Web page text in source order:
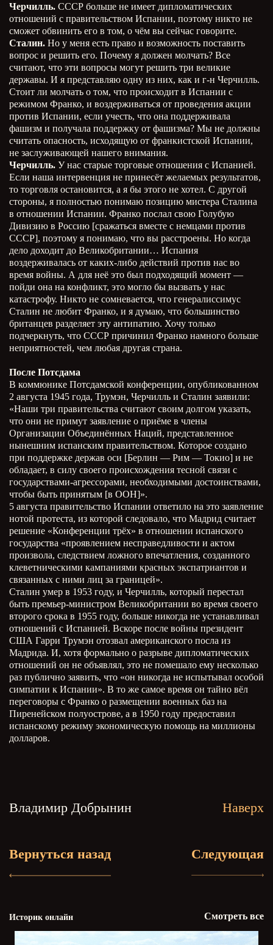
Черчилль. СССР больше не имеет дипломатических
отношений с правительством Испании, поэтому никто не
сможет обвинить его в том, о чём вы сейчас говорите.
Сталин. Но у меня есть право и возможность поставить
вопрос и решить его. Почему я должен молчать? Все
считают, что эти вопросы могут решить три великие
державы. И я представляю одну из них, как и г-н Черчилль.
Стоит ли молчать о том, что происходит в Испании с
режимом Франко, и воздерживаться от проведения акции
против Испании, если учесть, что она поддерживала
фашизм и получала поддержку от фашизма? Мы не должны
считать опасность, исходящую от франкистской Испании,
не заслуживающей нашего внимания.
Черчилль. У нас старые торговые отношения с Испанией.
Если наша интервенция не принесёт желаемых результатов,
то торговля остановится, а я бы этого не хотел. С другой
стороны, я полностью понимаю позицию мистера Сталина
в отношении Испании. Франко послал свою Голубую
Дивизию в Россию [сражаться вместе с немцами против
СССР], поэтому я понимаю, что вы расстроены. Но когда
дело доходит до Великобритании… Испания
воздерживалась от каких-либо действий против нас во
время войны. А для неё это был подходящий момент —
пойди она на конфликт, это могло бы вызвать у нас
катастрофу. Никто не сомневается, что генералиссимус
Сталин не любит Франко, и я думаю, что большинство
британцев разделяет эту антипатию. Хочу только
подчеркнуть, что СССР причинил Франко намного больше
неприятностей, чем любая другая страна.
После Потсдама
В коммюнике Потсдамской конференции, опубликованном
2 августа 1945 года, Трумэн, Черчилль и Сталин заявили:
«Наши три правительства считают своим долгом указать,
что они не примут заявление о приёме в члены
Организации Объединённых Наций, представленное
нынешним испанским правительством. Которое создано
при поддержке держав оси [Берлин — Рим — Токио] и не
обладает, в силу своего происхождения тесной связи с
государствами-агрессорами, необходимыми достоинствами,
чтобы быть принятым [в ООН]».
5 августа правительство Испании ответило на это заявление
нотой протеста, из которой следовало, что Мадрид считает
решение «Конференции трёх» в отношении испанского
государства «проявлением несправедливости и актом
произвола, следствием ложного впечатления, созданного
клеветническими кампаниями красных экспатриантов и
связанных с ними лиц за границей».
Сталин умер в 1953 году, и Черчилль, который перестал
быть премьер-министром Великобритании во время своего
второго срока в 1955 году, больше никогда не устанавливал
отношений с Испанией. Вскоре после войны президент
США Гарри Трумэн отозвал американского посла из
Мадрида. И, хотя формально о разрыве дипломатических
отношений он не объявлял, это не помешало ему несколько
раз публично заявить, что «он никогда не испытывал особой
симпатии к Испании». В то же самое время он тайно вёл
переговоры с Франко о размещении военных баз на
Пиренейском полуострове, а в 1950 году предоставил
испанскому режиму экономическую помощь на миллионы
долларов.
Владимир Добрынин Наверх
Вернуться назад Следующая
Историк онлайн Смотреть все